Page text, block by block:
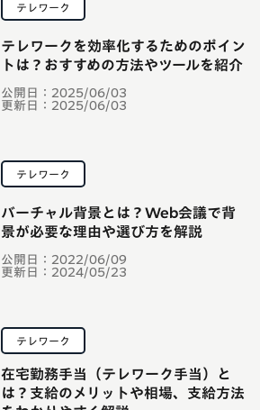
テレワーク
公開日： 2025/06/03
更新日： 2025/06/03
テレワークを効率化するためのポイン
トは？おすすめの方法やツールを紹介
テレワーク
公開日： 2022/06/09
更新日： 2024/05/23
バーチャル背景とは？Web会議で背
景が必要な理由や選び方を解説
テレワーク
在宅勤務手当（テレワーク手当）と
は？支給のメリットや相場、支給方法